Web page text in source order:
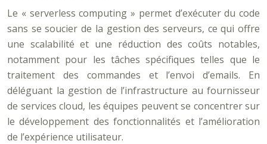
Le « serverless computing » permet d’exécuter du code
sans se soucier de la gestion des serveurs, ce qui offre
une scalabilité et une réduction des coûts notables,
notamment pour les tâches spécifiques telles que le
traitement des commandes et l’envoi d’emails. En
déléguant la gestion de l’infrastructure au fournisseur
de services cloud, les équipes peuvent se concentrer sur
le développement des fonctionnalités et l’amélioration
de l’expérience utilisateur.